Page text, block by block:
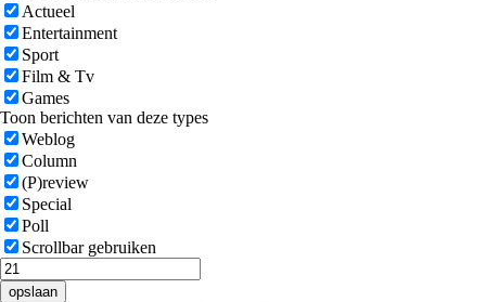
Actueel
Entertainment
Sport
Film & Tv
Games
Toon berichten van deze types
Weblog
Column
(P)review
Special
Poll
Scrollbar gebruiken
opslaan